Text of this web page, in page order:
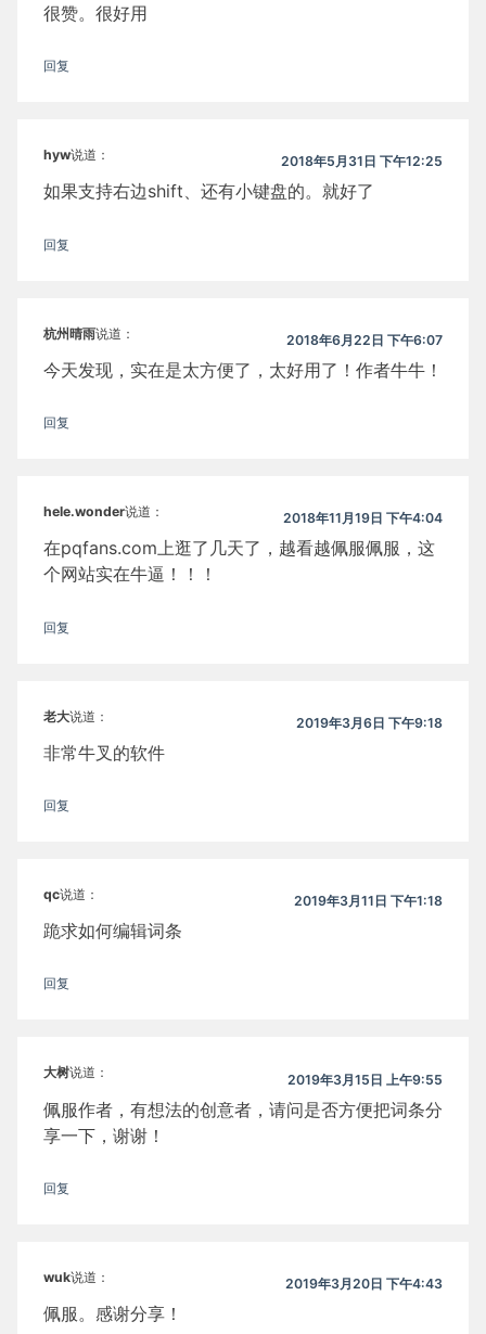
很赞。很好用
回复
hyw说道： 2018年5月31日 下午12:25
如果支持右边shift、还有小键盘的。就好了
回复
杭州晴雨说道： 2018年6月22日 下午6:07
今天发现，实在是太方便了，太好用了！作者牛牛！
回复
hele.wonder说道： 2018年11月19日 下午4:04
在pqfans.com上逛了几天了，越看越佩服佩服，这
个网站实在牛逼！！！
回复
老大说道： 2019年3月6日 下午9:18
非常牛叉的软件
回复
qc说道： 2019年3月11日 下午1:18
跪求如何编辑词条
回复
大树说道： 2019年3月15日 上午9:55
佩服作者，有想法的创意者，请问是否方便把词条分
享一下，谢谢！
回复
wuk说道： 2019年3月20日 下午4:43
佩服。感谢分享！